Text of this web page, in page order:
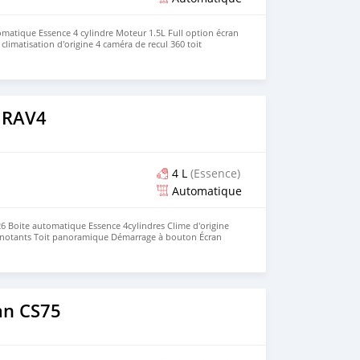
Essence 4 cylindre Moteur 1.5L Full option écran
d'origine 4 caméra de recul 360 toit
commandes démarrage a distance Déjà dédouaner
FCFA TTC Contact 00228 92 89 92 24 #GAC
4 L (Essence)
Automatique
Boite automatique Essence 4cylindres Clime d'origine
Toit panoramique Démarrage à bouton Écran
aluminiums Papiers à jour Tout est OK *Prix TTC 28
+22896148966 ☎️ via le link ⬇️
CS75